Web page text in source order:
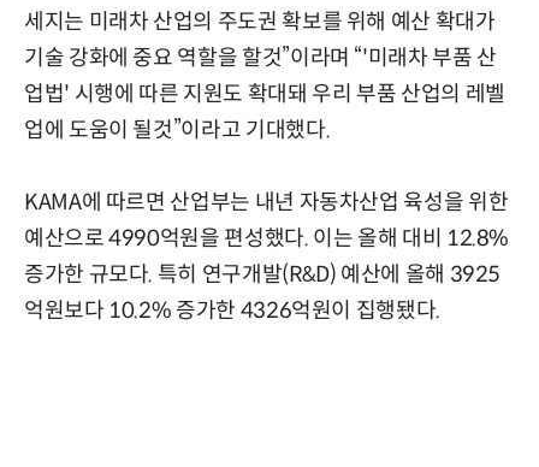
세지는 미래차 산업의 주도권 확보를 위해 예산 확대가
기술 강화에 중요 역할을 할것”이라며 “'미래차 부품 산
업법' 시행에 따른 지원도 확대돼 우리 부품 산업의 레벨
업에 도움이 될것”이라고 기대했다.
KAMA에 따르면 산업부는 내년 자동차산업 육성을 위한
예산으로 4990억원을 편성했다. 이는 올해 대비 12.8%
증가한 규모다. 특히 연구개발(R&D) 예산에 올해 3925
억원보다 10.2% 증가한 4326억원이 집행됐다.